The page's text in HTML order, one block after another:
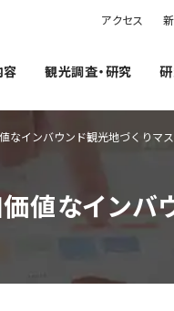
アクセス
容 観光調査・研究
なインバウンド観光地づくりマ
値なインバ